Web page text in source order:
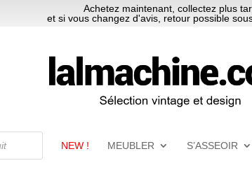
Achetez maintenant, collectez plus
et si vous changez d'avis, retour possible
NEW ! MEUBLER S’ASSEOIR